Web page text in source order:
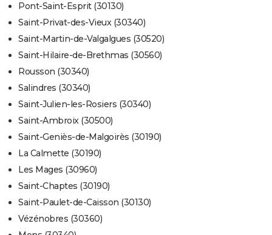
Pont-Saint-Esprit (30130)
Saint-Privat-des-Vieux (30340)
Saint-Martin-de-Valgalgues (30520)
Saint-Hilaire-de-Brethmas (30560)
Rousson (30340)
Salindres (30340)
Saint-Julien-les-Rosiers (30340)
Saint-Ambroix (30500)
Saint-Geniès-de-Malgoirès (30190)
La Calmette (30190)
Les Mages (30960)
Saint-Chaptes (30190)
Saint-Paulet-de-Caisson (30130)
Vézénobres (30360)